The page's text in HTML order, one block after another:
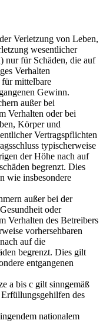
Verletzung von Leben,
wesentlicher
nur für Schäden, die auf
Verhalten
mittelbare
Gewinn.
außer bei
Verhalten oder bei
Körper und
Vertragspflichten
typischerweise
der Höhe nach auf
begrenzt. Dies
wie insbesondere
außer bei der
oder
Verhalten des Betreibers
vorhersehbaren
auf die
begrenzt. Dies gilt
entgangenen
a bis c gilt sinngemäß
des
nationalem